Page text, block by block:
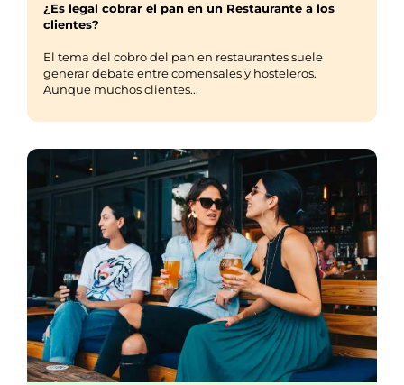
¿Es legal cobrar el pan en un Restaurante a los
clientes?
El tema del cobro del pan en restaurantes suele
generar debate entre comensales y hosteleros.
Aunque muchos clientes...